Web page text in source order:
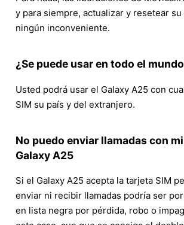
y para siempre, actualizar y resetear
ningún inconveniente.
¿Se puede usar en todo el
Usted podrá usar el Galaxy A25 con
SIM su país y del extranjero.
No puedo enviar llamadas con
Galaxy A25
Si el Galaxy A25 acepta la tarjeta SIM
enviar ni recibir llamadas podría ser
en lista negra por pérdida, robo o